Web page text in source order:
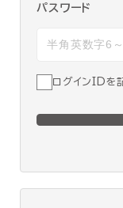
パスワード
ログインIDを